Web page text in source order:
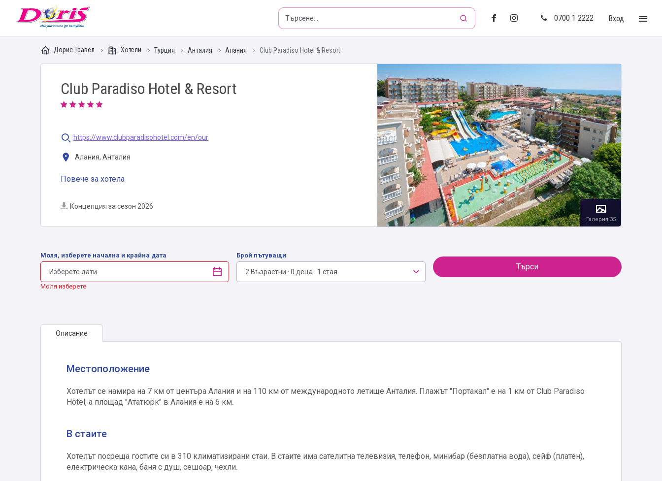
Doris - Изкушението да пътуваш
0700 1 2222
Вход
Дорис Травел Хотели Турция Анталия Алания Club Paradiso Hotel & Resort
Club Paradiso Hotel & Resort
https://www.clubparadisohotel.com/en/our
Алания, Анталия
Повече за хотела
Концепция за сезон 2026
Галерия 35
Моля, изберете начална и крайна дата
Моля изберете
Брой пътуващи
2 Възрастни · 0 деца · 1 стая
Търси
Описание
Местоположение
Хотелът се намира на 7 км от центъра Алания и на 110 км от международното летище Анталия. Плажът "Портакал" е на 1 км от Club Paradiso
Hotel, а площад "Ататюрк" в Алания е на 6 км.
В стаите
Хотелът посреща гостите си в 310 климатизирани стаи. В стаите има сателитна телевизия, телефон, минибар (безплатна вода), сейф (платен),
електрическа кана, баня с душ, сешоар, чехли.